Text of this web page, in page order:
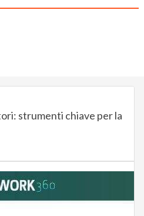
strumenti chiave per la